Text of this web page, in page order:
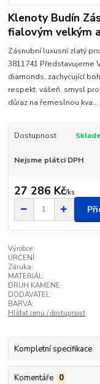
Klenoty Budín
fialovým velkým
Zásnubní luxusní zlatý
3811741 Představujeme
diamonds, zachycující
respekt, vášeň, smysl
důraz na řemeslnou kva...
Dostupnost
Nejsme plátci DPH
27 286 Kč/ks
Výrobce:
URČENÍ:
Záruka:
MATERIÁL:
DRUH KAMENE:
DODAVATEL:
BARVA:
Hlídat cenu / dostupnost
Kompletní specifikace
Komentáře 0